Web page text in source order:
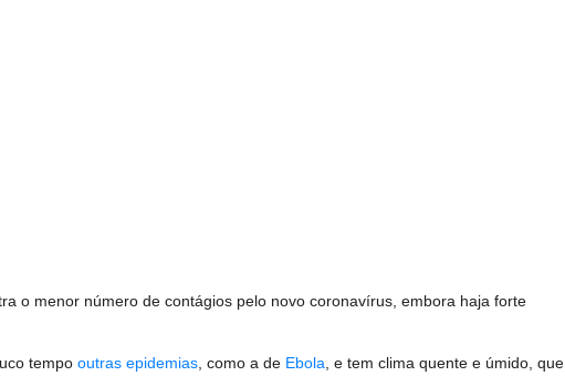
o menor número de contágios pelo novo coronavírus, embora haja forte
tempo outras epidemias , como a de Ebola , e tem clima quente e úmido, que